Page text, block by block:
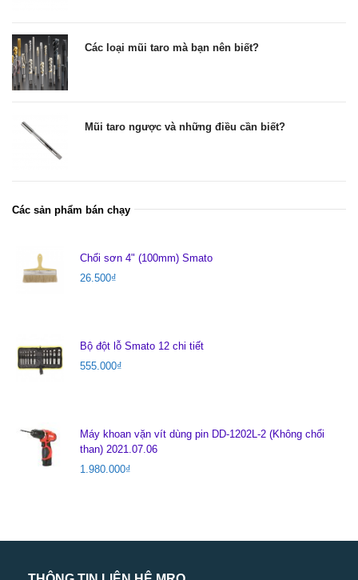
Các loại mũi taro mà bạn nên biết?
Mũi taro ngược và những điều cần biết?
Các sản phẩm bán chạy
Chổi sơn 4" (100mm) Smato
26.500₫
Bộ đột lỗ Smato 12 chi tiết
555.000₫
Máy khoan vặn vít dùng pin DD-1202L-2 (Không chổi
than) 2021.07.06
1.980.000₫